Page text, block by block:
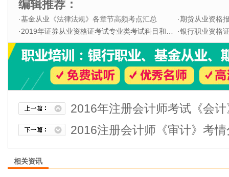
编辑推荐：
·基金从业《法律法规》各章节高频考点汇总 ·期货从业资格
·2019年证券从业资格证考试专业类考试科目和题型 ·银行职业资格证
2016年注册会计师考试《会
2016注册会计师《审计》考
相关资讯